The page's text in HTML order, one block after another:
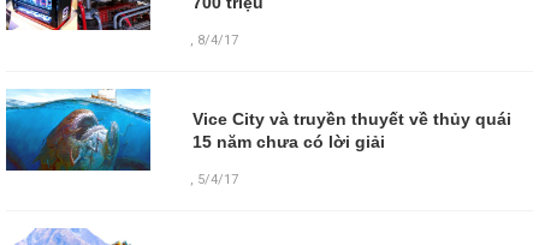
, 8/4/17
Vice City và truyền thuyết về thủy quái
15 năm chưa có lời giải
, 5/4/17